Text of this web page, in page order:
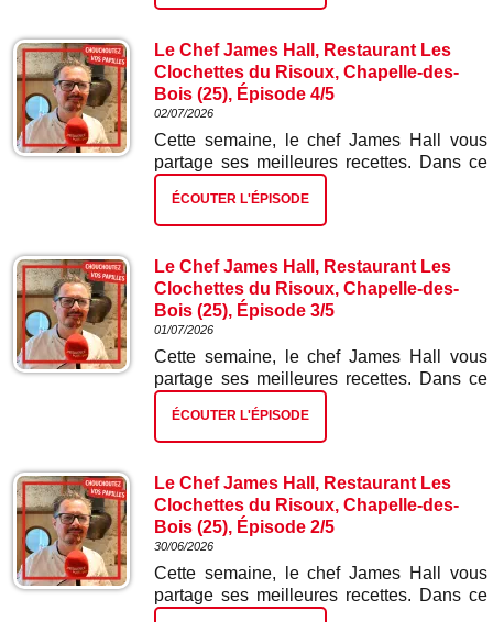
Le Chef James Hall, Restaurant Les
Clochettes du Risoux, Chapelle-des-
Bois (25), Épisode 4/5
02/07/2026
Cette semaine, le chef James Hall vous
partage ses meilleures recettes. Dans ce
quatrième épisode : gnocchis ail des ours
et épinards.
ÉCOUTER L'ÉPISODE
Le Chef James Hall, Restaurant Les
Clochettes du Risoux, Chapelle-des-
Bois (25), Épisode 3/5
01/07/2026
Cette semaine, le chef James Hall vous
partage ses meilleures recettes. Dans ce
troisième épisode : escalope de truite
gravelaxée et risotto aux écrevisses.
ÉCOUTER L'ÉPISODE
Le Chef James Hall, Restaurant Les
Clochettes du Risoux, Chapelle-des-
Bois (25), Épisode 2/5
30/06/2026
Cette semaine, le chef James Hall vous
partage ses meilleures recettes. Dans ce
deuxième épisode : tarte tatin d'oignons